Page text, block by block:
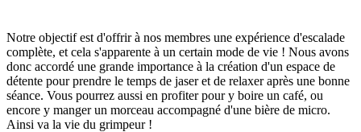
Notre objectif est d'offrir à nos membres une expérience d'escalade
complète, et cela s'apparente à un certain mode de vie ! Nous avons
donc accordé une grande importance à la création d'un espace de
détente pour prendre le temps de jaser et de relaxer après une bonne
séance. Vous pourrez aussi en profiter pour y boire un café, ou
encore y manger un morceau accompagné d'une bière de micro.
Ainsi va la vie du grimpeur !